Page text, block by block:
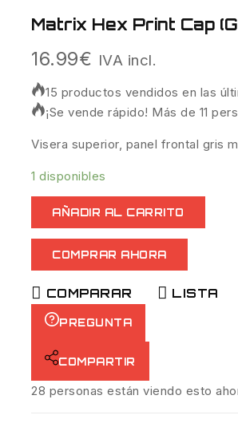
Matrix Hex Print Cap
16.99€ IVA incl.
15 productos vendidos en las
¡Se vende rápido! Más de 11
Visera superior, panel frontal gris
1 disponibles
AÑADIR AL CARRITO
COMPRAR AHORA
COMPARAR LISTA
PREGUNTA
COMPARTIR
28 personas están viendo esto